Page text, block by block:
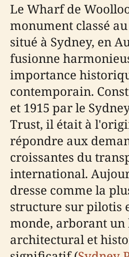
Le Wharf de
monument classé
situé à Sydney, en
fusionne
importance
contemporain.
et 1915 par le
Trust, il était à
répondre aux
croissantes du
international.
dresse comme la
structure sur pilotis
monde, arborant un
architectural et